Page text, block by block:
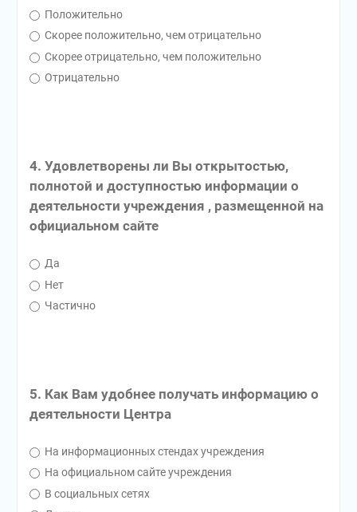
Положительно
Скорее положительно, чем отрицательно
Скорее отрицательно, чем положительно
Отрицательно
4. Удовлетворены ли Вы открытостью,
полнотой и доступностью информации о
деятельности учреждения , размещенной на
официальном сайте
Да
Нет
Частично
5. Как Вам удобнее получать информацию о
деятельности Центра
На информационных стендах учреждения
На официальном сайте учреждения
В социальных сетях